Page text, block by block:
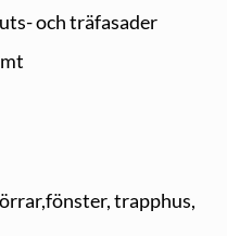
och träfasader
trapphus,